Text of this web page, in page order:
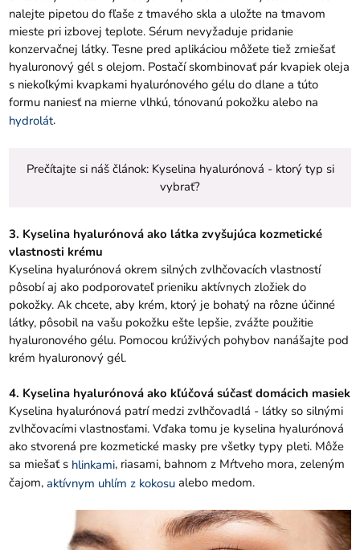
nalejte pipetou do fľaše z tmavého skla a uložte na tmavom
mieste pri izbovej teplote. Sérum nevyžaduje pridanie
konzervačnej látky. Tesne pred aplikáciou môžete tiež zmiešať
hyaluronový gél s olejom. Postačí skombinovať pár kvapiek oleja
s niekoľkými kvapkami hyalurónového gélu do dlane a túto
formu naniesť na mierne vlhkú, tónovanú pokožku alebo na
hydrolát.
Prečítajte si náš článok: Kyselina hyalurónová - ktorý typ si
vybrať?
3. Kyselina hyalurónová ako látka zvyšujúca kozmetické
vlastnosti krému
Kyselina hyalurónová okrem silných zvlhčovacích vlastností
pôsobí aj ako podporovateľ prieniku aktívnych zložiek do
pokožky. Ak chcete, aby krém, ktorý je bohatý na rôzne účinné
látky, pôsobil na vašu pokožku ešte lepšie, zvážte použitie
hyaluronového gélu. Pomocou krúživých pohybov nanášajte pod
krém hyaluronový gél.
4. Kyselina hyalurónová ako kľúčová súčasť domácich masiek
Kyselina hyalurónová patrí medzi zvlhčovadlá - látky so silnými
zvlhčovacími vlastnosťami. Vďaka tomu je kyselina hyalurónová
ako stvorená pre kozmetické masky pre všetky typy pleti. Môže
sa miešať s hlinkami, riasami, bahnom z Mŕtveho mora, zeleným
čajom,aktívnym uhlím z kokosu alebo medom.